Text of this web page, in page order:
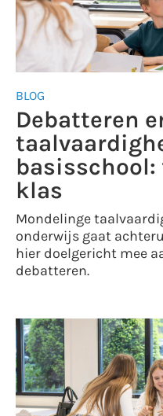
BLOG
Debatteren
klas
Mondelinge
onderwijs gaat
hier doelgericht mee
debatteren.